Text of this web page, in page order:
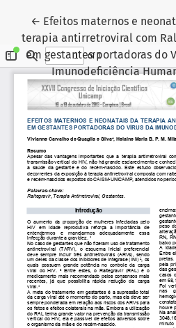
← Voltar aos Detalhes do
Efeitos maternos e
terapia antirretroviral com
em gestantes portadoras do
Imunodeficiência